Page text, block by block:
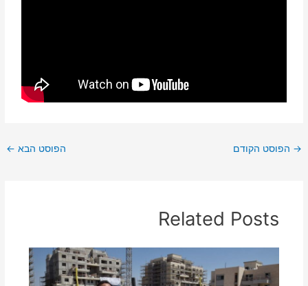
→ הפוסט הקודם הפוסט הבא ←
Related Posts